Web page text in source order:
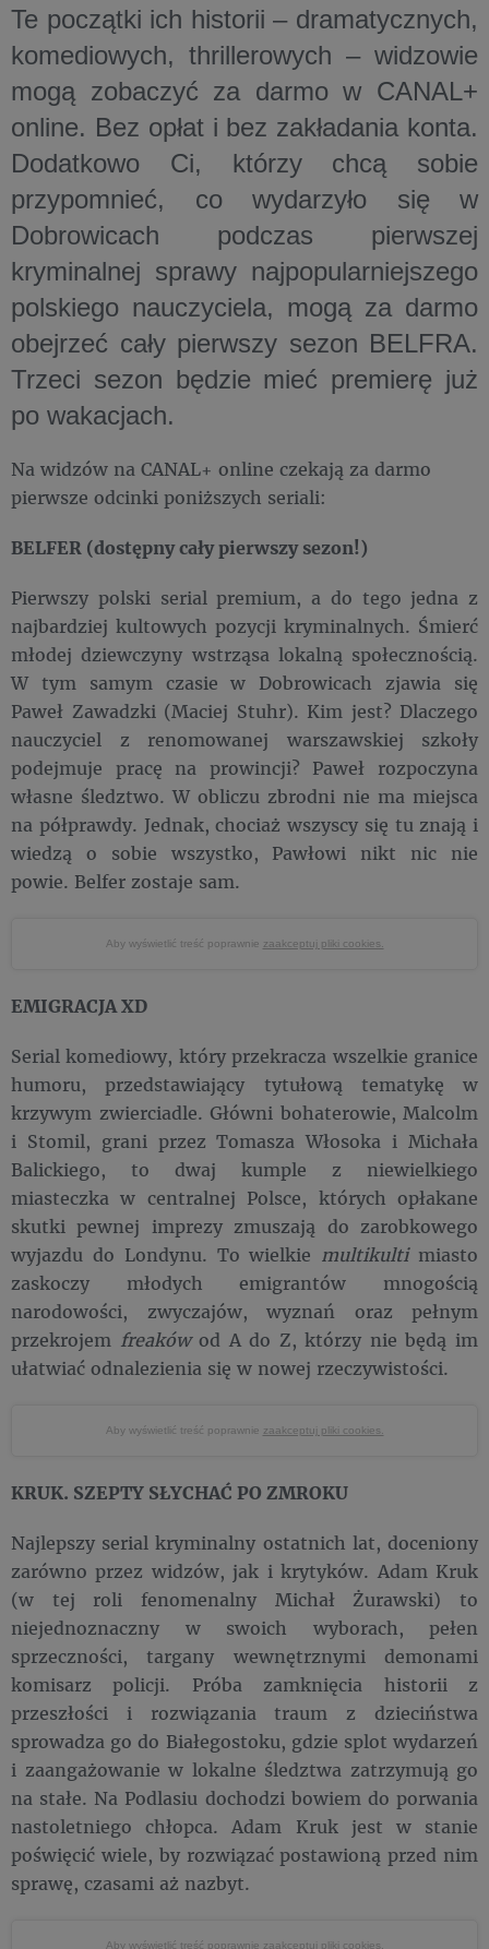
Te początki ich historii – dramatycznych,
komediowych, thrillerowych – widzowie
mogą zobaczyć za darmo w CANAL+
online. Bez opłat i bez zakładania konta.
Dodatkowo Ci, którzy chcą sobie
przypomnieć, co wydarzyło się w
Dobrowicach podczas pierwszej
kryminalnej sprawy najpopularniejszego
polskiego nauczyciela, mogą za darmo
obejrzeć cały pierwszy sezon BELFRA.
Trzeci sezon będzie mieć premierę już
po wakacjach.
Na widzów na CANAL+ online czekają za darmo
pierwsze odcinki poniższych seriali:
BELFER (dostępny cały pierwszy sezon!)
Pierwszy polski serial premium, a do tego jedna z
najbardziej kultowych pozycji kryminalnych. Śmierć
młodej dziewczyny wstrząsa lokalną społecznością.
W tym samym czasie w Dobrowicach zjawia się
Paweł Zawadzki (Maciej Stuhr). Kim jest? Dlaczego
nauczyciel z renomowanej warszawskiej szkoły
podejmuje pracę na prowincji? Paweł rozpoczyna
własne śledztwo. W obliczu zbrodni nie ma miejsca
na półprawdy. Jednak, chociaż wszyscy się tu znają i
wiedzą o sobie wszystko, Pawłowi nikt nic nie
powie. Belfer zostaje sam.
Aby wyświetlić treść poprawnie zaakceptuj pliki cookies.
EMIGRACJA XD
Serial komediowy, który przekracza wszelkie granice
humoru, przedstawiający tytułową tematykę w
krzywym zwierciadle. Główni bohaterowie, Malcolm
i Stomil, grani przez Tomasza Włosoka i Michała
Balickiego, to dwaj kumple z niewielkiego
miasteczka w centralnej Polsce, których opłakane
skutki pewnej imprezy zmuszają do zarobkowego
wyjazdu do Londynu. To wielkie multikultimiasto
zaskoczy młodych emigrantów mnogością
narodowości, zwyczajów, wyznań oraz pełnym
przekrojem freakówod A do Z, którzy nie będą im
ułatwiać odnalezienia się w nowej rzeczywistości.
Aby wyświetlić treść poprawnie zaakceptuj pliki cookies.
KRUK. SZEPTY SŁYCHAĆ PO ZMROKU
Najlepszy serial kryminalny ostatnich lat, doceniony
zarówno przez widzów, jak i krytyków. Adam Kruk
(w tej roli fenomenalny Michał Żurawski) to
niejednoznaczny w swoich wyborach, pełen
sprzeczności, targany wewnętrznymi demonami
komisarz policji. Próba zamknięcia historii z
przeszłości i rozwiązania traum z dzieciństwa
sprowadza go do Białegostoku, gdzie splot wydarzeń
i zaangażowanie w lokalne śledztwa zatrzymują go
na stałe. Na Podlasiu dochodzi bowiem do porwania
nastoletniego chłopca. Adam Kruk jest w stanie
poświęcić wiele, by rozwiązać postawioną przed nim
sprawę, czasami aż nazbyt.
Aby wyświetlić treść poprawnie zaakceptuj pliki cookies.